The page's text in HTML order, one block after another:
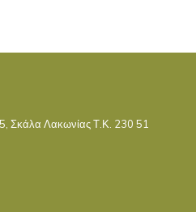
Σκάλα Λακωνίας Τ.Κ. 230 51